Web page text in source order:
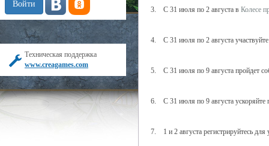
Техническая поддержка
www.creagames.com
3. С 31 июля по 2 августа в Колесе
4. С 31 июля по 2 августа
5. С 31 июля по 9 августа пройдет
6. С 31 июля по 9 августа ускоряйте
7. 1 и 2 августа регистрируйтесь для